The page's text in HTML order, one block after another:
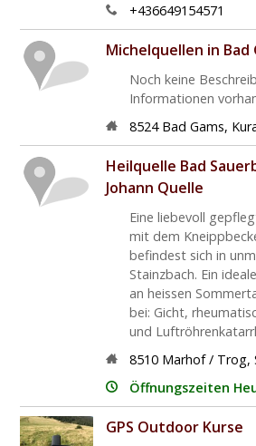
+436649154571
Michelquellen in Bad
Noch keine
Informationen
8524 Bad Gams,
Heilquelle Bad
Johann Quelle
Eine liebevoll
mit dem
befindest sich in
Stainzbach. Ein
an heissen
bei: Gicht,
und
8510 Marhof / Trog,
Öffnungszeiten
GPS Outdoor Kurse